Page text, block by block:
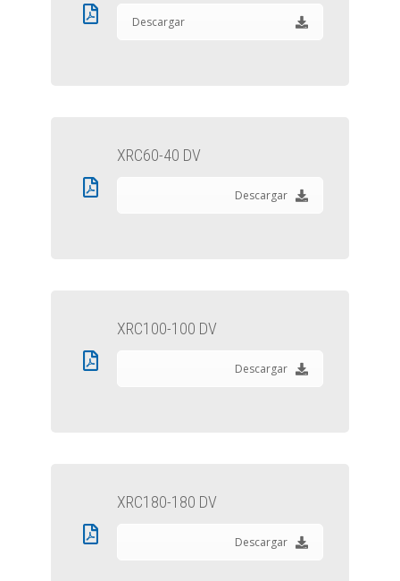
Descargar
XRC60-40 DV
Descargar
XRC100-100 DV
Descargar
XRC180-180 DV
Descargar